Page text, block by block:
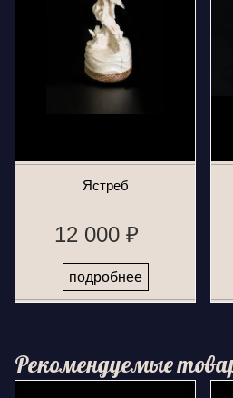
Ястреб
12 000 ₽
подробнее
Рекомендуемые